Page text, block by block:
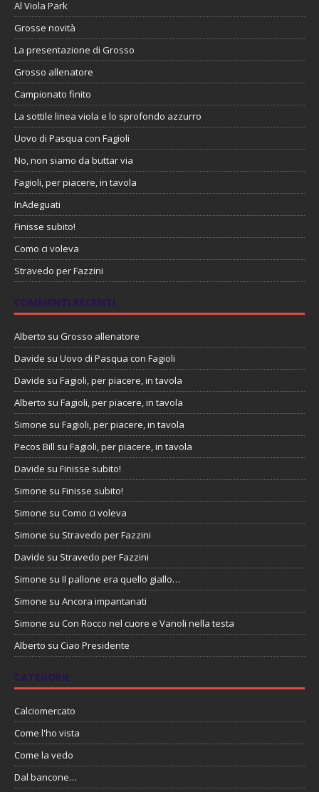
Al Viola Park
Grosse novità
La presentazione di Grosso
Grosso allenatore
Campionato finito
La sottile linea viola e lo sprofondo azzurro
Uovo di Pasqua con Fagioli
No, non siamo da buttar via
Fagioli, per piacere, in tavola
InAdeguati
Finisse subito!
Como ci voleva
Stravedo per Fazzini
COMMENTI RECENTI
Alberto su Grosso allenatore
Davide su Uovo di Pasqua con Fagioli
Davide su Fagioli, per piacere, in tavola
Alberto su Fagioli, per piacere, in tavola
Simone su Fagioli, per piacere, in tavola
Pecos Bill su Fagioli, per piacere, in tavola
Davide su Finisse subito!
Simone su Finisse subito!
Simone su Como ci voleva
Simone su Stravedo per Fazzini
Davide su Stravedo per Fazzini
Simone su Il pallone era quello giallo…
Simone su Ancora impantanati
Simone su Con Rocco nel cuore e Vanoli nella testa
Alberto su Ciao Presidente
CATEGORIE
Calciomercato
Come l'ho vista
Come la vedo
Dal bancone…